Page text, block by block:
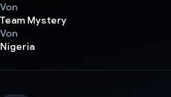
Von
Team Mystery
Von
Nigeria